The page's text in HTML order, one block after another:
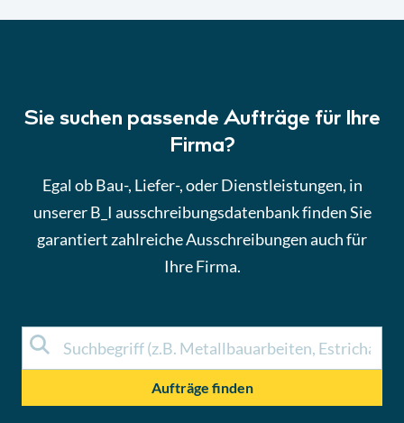
Sie suchen passende Aufträge für Ihre
Firma?
Egal ob Bau-, Liefer-, oder Dienstleistungen, in
unserer B_I ausschreibungsdatenbank finden Sie
garantiert zahlreiche Ausschreibungen auch für
Ihre Firma.
Aufträge finden